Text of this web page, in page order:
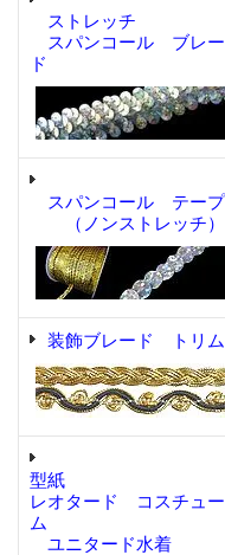
ストレッチ
スパンコール ブレー
ド
スパンコール テープ
（ノンストレッチ）
装飾ブレード トリム
型紙
レオタード コスチュー
ム
ユニタード水着